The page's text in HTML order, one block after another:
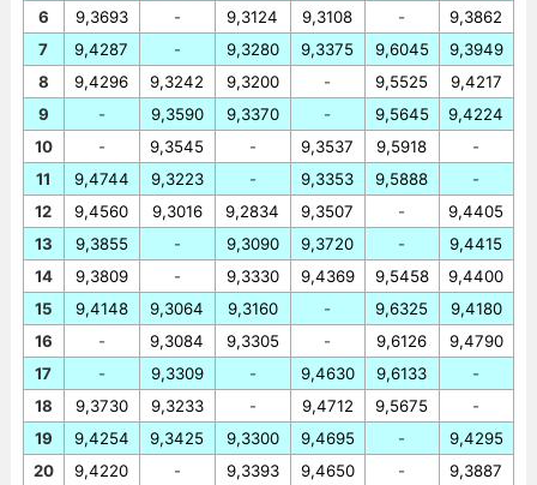
6
7
8
9
10
11
12
13
14
15
16
17
18
19
20
9,3693
9,4287
9,4296
-
-
9,4744
9,4560
9,3855
9,3809
9,4148
-
-
9,3730
9,4254
9,4220
-
-
9,3242
9,3590
9,3545
9,3223
9,3016
-
-
9,3064
9,3084
9,3309
9,3233
9,3425
-
9,3124
9,3280
9,3200
9,3370
-
-
9,2834
9,3090
9,3330
9,3160
9,3305
-
-
9,3300
9,3393
9,3108
9,3375
-
-
9,3537
9,3353
9,3507
9,3720
9,4369
-
-
9,4630
9,4712
9,4695
9,4650
-
9,6045
9,5525
9,5645
9,5918
9,5888
-
-
9,5458
9,6325
9,6126
9,6133
9,5675
-
-
9,3862
9,3949
9,4217
9,4224
-
-
9,4405
9,4415
9,4400
9,4180
9,4790
-
-
9,4295
9,3887